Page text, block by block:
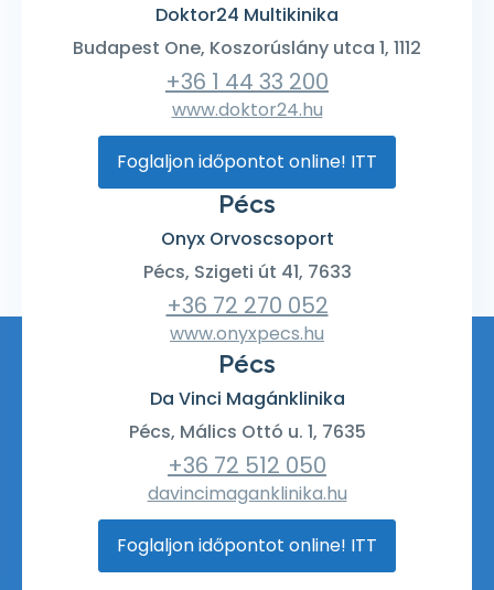
Doktor24 Multikinika
Budapest One, Koszorúslány utca 1, 1112
+36 1 44 33 200
www.doktor24.hu
Foglaljon időpontot online! ITT
Pécs
Onyx Orvoscsoport
Pécs, Szigeti út 41, 7633
+36 72 270 052
www.onyxpecs.hu
Pécs
Da Vinci Magánklinika
Pécs, Málics Ottó u. 1, 7635
+36 72 512 050
davincimaganklinika.hu
Foglaljon időpontot online! ITT